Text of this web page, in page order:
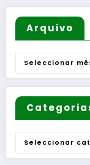
Arquivo
Arquivo
Categorias